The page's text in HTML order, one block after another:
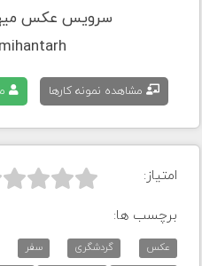
سرویس عکس
mihantarh
مشاهده نمونه کارها
امتیاز:
برچسب ها:
عکس گردشگری سفر